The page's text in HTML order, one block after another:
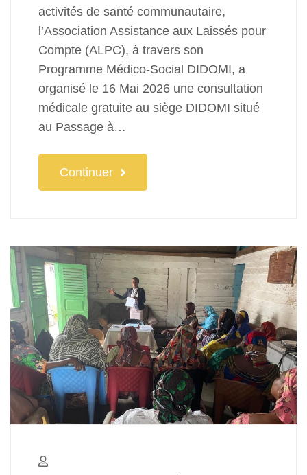
activités de santé communautaire,
l’Association Assistance aux Laissés pour
Compte (ALPC), à travers son
Programme Médico-Social DIDOMI, a
organisé le 16 Mai 2026 une consultation
médicale gratuite au siège DIDOMI situé
au Passage à…
Continuer